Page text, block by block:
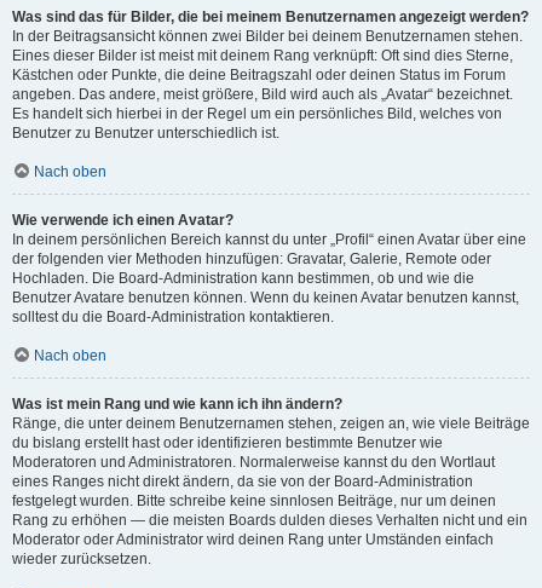
Was sind das für Bilder, die bei meinem Benutzernamen angezeigt werden?
In der Beitragsansicht können zwei Bilder bei deinem Benutzernamen stehen.
Eines dieser Bilder ist meist mit deinem Rang verknüpft: Oft sind dies Sterne,
Kästchen oder Punkte, die deine Beitragszahl oder deinen Status im Forum
angeben. Das andere, meist größere, Bild wird auch als „Avatar“ bezeichnet.
Es handelt sich hierbei in der Regel um ein persönliches Bild, welches von
Benutzer zu Benutzer unterschiedlich ist.
Nach oben
Wie verwende ich einen Avatar?
In deinem persönlichen Bereich kannst du unter „Profil“ einen Avatar über eine
der folgenden vier Methoden hinzufügen: Gravatar, Galerie, Remote oder
Hochladen. Die Board-Administration kann bestimmen, ob und wie die
Benutzer Avatare benutzen können. Wenn du keinen Avatar benutzen kannst,
solltest du die Board-Administration kontaktieren.
Nach oben
Was ist mein Rang und wie kann ich ihn ändern?
Ränge, die unter deinem Benutzernamen stehen, zeigen an, wie viele Beiträge
du bislang erstellt hast oder identifizieren bestimmte Benutzer wie
Moderatoren und Administratoren. Normalerweise kannst du den Wortlaut
eines Ranges nicht direkt ändern, da sie von der Board-Administration
festgelegt wurden. Bitte schreibe keine sinnlosen Beiträge, nur um deinen
Rang zu erhöhen — die meisten Boards dulden dieses Verhalten nicht und ein
Moderator oder Administrator wird deinen Rang unter Umständen einfach
wieder zurücksetzen.